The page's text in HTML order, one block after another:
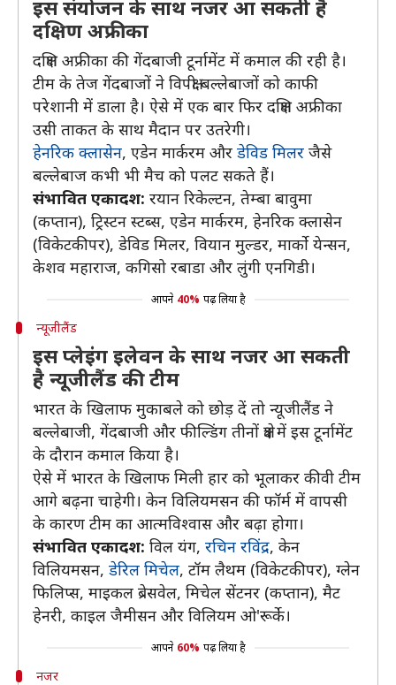
इस संयोजन के साथ नजर आ सकती है
दक्षिण अफ्रीका
दक्षिण अफ्रीका की गेंदबाजी टूर्नामेंट में कमाल की रही है।
टीम के तेज गेंदबाजों ने विपक्षी बल्लेबाजों को काफी
परेशानी में डाला है। ऐसे में एक बार फिर दक्षिण अफ्रीका
उसी ताकत के साथ मैदान पर उतरेगी।
हेनरिक क्लासेन, एडेन मार्करम और डेविड मिलर जैसे
बल्लेबाज कभी भी मैच को पलट सकते हैं।
संभावित एकादश: रयान रिकेल्टन, तेम्बा बावुमा
(कप्तान), ट्रिस्टन स्टब्स, एडेन मार्करम, हेनरिक क्लासेन
(विकेटकीपर), डेविड मिलर, वियान मुल्डर, मार्को येन्सन,
केशव महाराज, कगिसो रबाडा और लुंगी एनगिडी।
आपने 40% पढ़ लिया है
न्यूजीलैंड
इस प्लेइंग इलेवन के साथ नजर आ सकती
है न्यूजीलैंड की टीम
भारत के खिलाफ मुकाबले को छोड़ दें तो न्यूजीलैंड ने
बल्लेबाजी, गेंदबाजी और फील्डिंग तीनों क्षेत्र में इस टूर्नामेंट
के दौरान कमाल किया है।
ऐसे में भारत के खिलाफ मिली हार को भूलाकर कीवी टीम
आगे बढ़ना चाहेगी। केन विलियमसन की फॉर्म में वापसी
के कारण टीम का आत्मविश्वास और बढ़ा होगा।
संभावित एकादश: विल यंग, ​​ रचिन रविंद्र, केन
विलियमसन, डेरिल मिचेल, टॉम लैथम (विकेटकीपर), ग्लेन
फिलिप्स, माइकल ब्रेसवेल, मिचेल सेंटनर (कप्तान), मैट
हेनरी, काइल जैमीसन और विलियम ओ'रूर्के।
आपने 60% पढ़ लिया है
नजर